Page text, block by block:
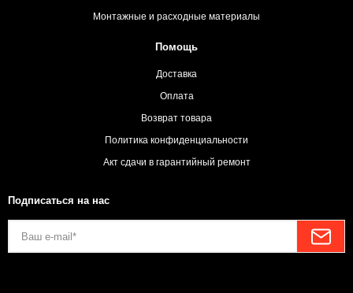
Монтажные и расходные материалы
Помощь
Доставка
Оплата
Возврат товара
Политика конфиденциальности
Акт сдачи в гарантийный ремонт
Подписаться на нас